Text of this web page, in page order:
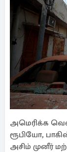
அமெரிக்க
ரூபியோ,
அசிம் முனீர்